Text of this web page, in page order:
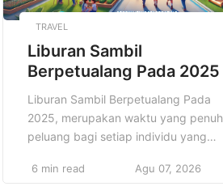
TRAVEL
Liburan Sambil
Berpetualang Pada 2025
Liburan Sambil Berpetualang Pada
2025, merupakan waktu yang penuh
peluang bagi setiap individu yang
yang tidak hanya menyegarkan,
6 min read Agu 07, 2026